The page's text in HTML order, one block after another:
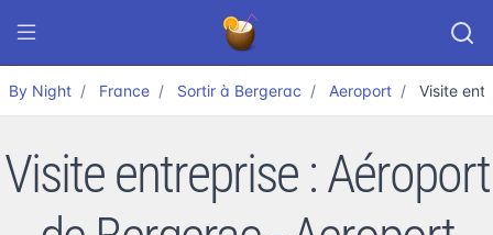
By Night France Sortir à Bergerac Aeroport Visite
Visite entreprise : Aéroport